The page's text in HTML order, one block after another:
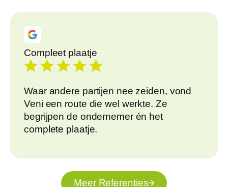
Compleet plaatje
Waar andere partijen nee zeiden, vond
Veni een route die wel werkte. Ze
begrijpen de ondernemer én het
complete plaatje.
Meer Referenties